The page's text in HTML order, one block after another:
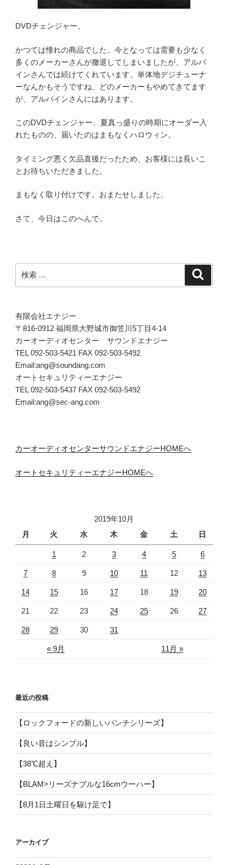
DVDチェンジャー。
かつては憧れの商品でした。今となっては需要も少なく
多くのメーカーさんが撤退してしまいましたが、アルパ
インさんでは続けてくれています。単体地デジチューナ
ーなんかもそうですね、どのメーカーもやめてきてます
が、アルパインさんにはあります。
このDVDチェンジャー、夏真っ盛りの時期にオーダー入
れたものの、届いたのはまもなくハロウィン。
タイミング悪く欠品直後だったため、お客様には長いこ
とお待ちいただきました。
まもなく取り付けです。おまたせしました。
さて、今日はこのへんで。
検
索:
有限会社エナジー
〒816-0912 福岡県大野城市御笠川5丁目4-14
カーオーディオセンター サウンドエナジー
TEL 092-503-5421 FAX 092-503-5492
Email:ang@soundang.com
オートセキュリティーエナジー
TEL 092-503-5437 FAX 092-503-5492
Email:ang@sec-ang.com
カーオーディオセンターサウンドエナジーHOMEへ
オートセキュリティーエナジーHOMEへ
2019年10月
月
火 水 木 金 土 日
« 9月 11月 »
1 2 3 4 5 6
7 8 9 10 11 12 13
14 15 16 17 18 19 20
21 22 23 24 25 26 27
28 29 30 31
最近の投稿
【ロックフォードの新しいパンチシリーズ】
【良い音はシンプル】
【38℃超え】
【BLAM>リーズナブルな16cmウーハー】
【8月1日土曜日を駆け足で】
アーカイブ